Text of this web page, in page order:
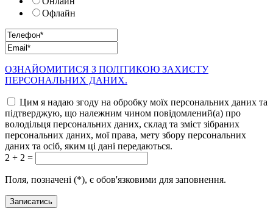
Офлайн
ОЗНАЙОМИТИСЯ З ПОЛІТИКОЮ ЗАХИСТУ
ПЕРСОНАЛЬНИХ ДАНИХ.
Цим я надаю згоду на обробку моїх персональних даних та
підтверджую, що належним чином повідомлений(а) про
володільця персональних даних, склад та зміст зібраних
персональних даних, мої права, мету збору персональних
даних та осіб, яким ці дані передаються.
2 + 2 =
Поля, позначені (*), є обов'язковими для заповнення.